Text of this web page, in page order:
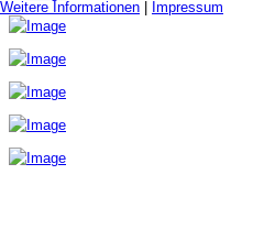
Weitere Informationen | Impressum